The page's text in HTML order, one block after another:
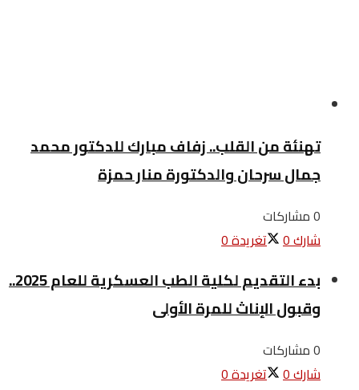
تهنئة من القلب.. زفاف مبارك للدكتور محمد
جمال سرحان والدكتورة منار حمزة
0 مشاركات
شارك0 تغريدة0
بدء التقديم لكلية الطب العسكرية للعام 2025..
وقبول الإناث للمرة الأولى
0 مشاركات
شارك0 تغريدة0